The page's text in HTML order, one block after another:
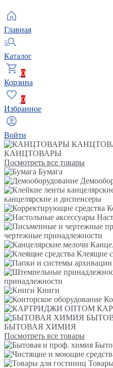
Главная
Каталог
0
Корзина
0
Избранное
Войти
КАНЦТОВАРЫ
Посмотреть все товары
Бумага
канцелярские и диспенсеры
чертежные принадлежности
Клеящие
принадлежности
Книги
БЫТОВАЯ ХИМИЯ
Посмотреть все товары